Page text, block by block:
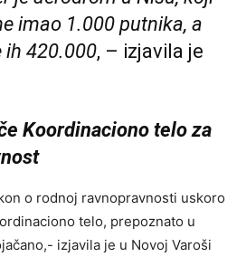
imao 1.000 putnika, a
ih 420.000, – izjavila je
Koordinaciono telo za
o rodnoj ravnopravnosti uskoro
telo, prepoznato u
izjavila je u Novoj Varoši